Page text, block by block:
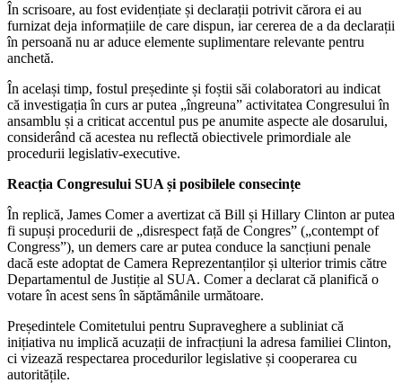
În scrisoare, au fost evidențiate și declarații potrivit cărora ei au
furnizat deja informațiile de care dispun, iar cererea de a da declarații
în persoană nu ar aduce elemente suplimentare relevante pentru
anchetă.
În același timp, fostul președinte și foștii săi colaboratori au indicat
că investigația în curs ar putea „îngreuna” activitatea Congresului în
ansamblu și a criticat accentul pus pe anumite aspecte ale dosarului,
considerând că acestea nu reflectă obiectivele primordiale ale
procedurii legislativ-executive.
Reacția Congresului SUA și posibilele consecințe
În replică, James Comer a avertizat că Bill și Hillary Clinton ar putea
fi supuși procedurii de „disrespect față de Congres” („contempt of
Congress”), un demers care ar putea conduce la sancțiuni penale
dacă este adoptat de Camera Reprezentanților și ulterior trimis către
Departamentul de Justiție al SUA. Comer a declarat că planifică o
votare în acest sens în săptămânile următoare.
Președintele Comitetului pentru Supraveghere a subliniat că
inițiativa nu implică acuzații de infracțiuni la adresa familiei Clinton,
ci vizează respectarea procedurilor legislative și cooperarea cu
autoritățile.